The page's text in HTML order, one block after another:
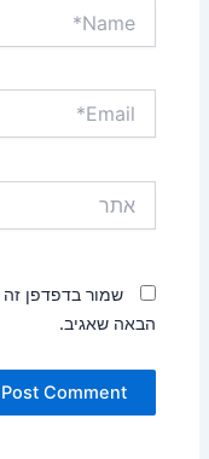
שמור בדפדפן
הבאה שאגיב.